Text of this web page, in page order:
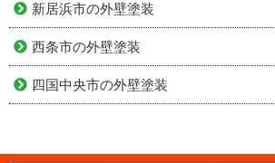
新居浜市の外壁塗装
西条市の外壁塗装
四国中央市の外壁塗装